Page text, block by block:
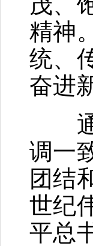
精神
统、
奋进
通
调一
团结
世纪
平总